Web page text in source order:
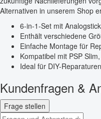
Alternativen in unserem Shop
6-in-1-Set mit
Enthält verschiedene
Einfache Montage für
Kompatibel mit PSP
Ideal für DIY-
Kundenfragen &
Frage stellen